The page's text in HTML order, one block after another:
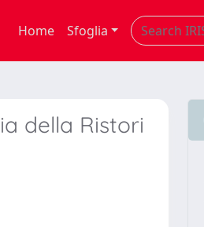
Home Sfoglia
della Ristori